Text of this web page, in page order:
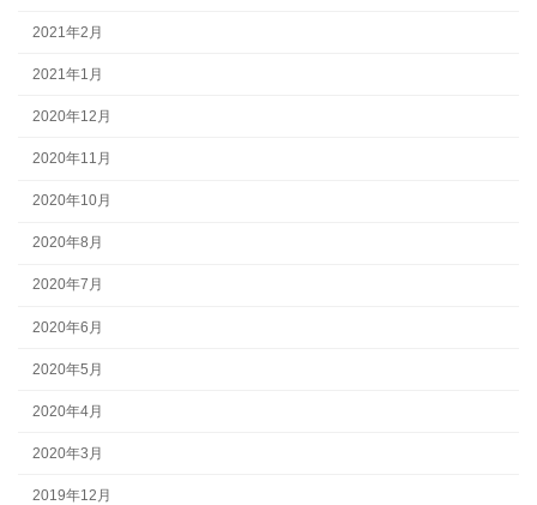
2021年2月
2021年1月
2020年12月
2020年11月
2020年10月
2020年8月
2020年7月
2020年6月
2020年5月
2020年4月
2020年3月
2019年12月